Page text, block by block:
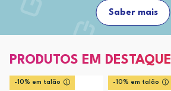
Saber mais
PRODUTOS EM DESTAQUE
-10% em talão -10% em talão